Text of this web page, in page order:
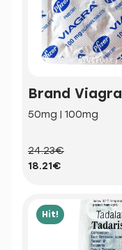
Brand Viagra
50mg | 100mg
24.23€
18.21€
Hit!